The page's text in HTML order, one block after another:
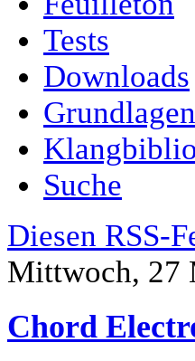
Tests
Downloads
Grundlagen
Suche
Diesen RSS-
Mittwoch, 27
Chord